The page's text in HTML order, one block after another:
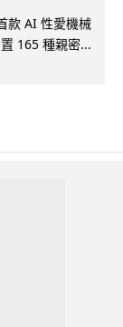
款 AI 性愛機械
165 種親密...